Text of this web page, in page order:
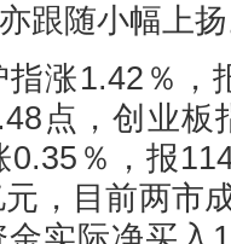
跟随小幅上
1.42％，
点，创业板
0.35％，报
，目前两市